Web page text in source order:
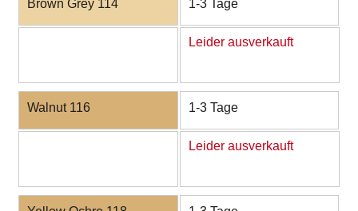
Brown Grey 114 1-3 Tage
Leider ausverkauft
Walnut 116 1-3 Tage
Leider ausverkauft